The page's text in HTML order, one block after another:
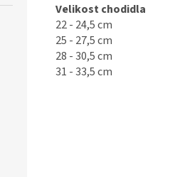
Velikost chodidla
22 - 24,5 cm
25 - 27,5 cm
28 - 30,5 cm
31 - 33,5 cm